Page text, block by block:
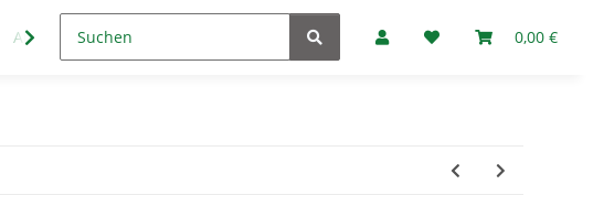
0,00 €
Aktion Marken